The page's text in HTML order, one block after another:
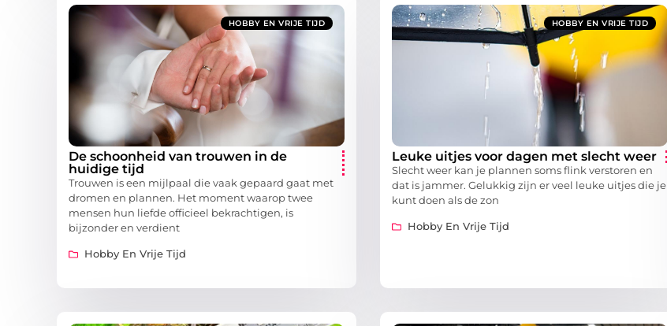
HOBBY EN VRIJE TIJD
De schoonheid van trouwen in de
huidige tijd
Trouwen is een mijlpaal die vaak gepaard gaat met
dromen en plannen. Het moment waarop twee
mensen hun liefde officieel bekrachtigen, is
bijzonder en verdient
Hobby En Vrije Tijd
HOBBY EN VRIJE TIJD
Leuke uitjes voor dagen met slecht weer
Slecht weer kan je plannen soms flink verstoren en
dat is jammer. Gelukkig zijn er veel leuke uitjes die je
kunt doen als de zon
Hobby En Vrije Tijd